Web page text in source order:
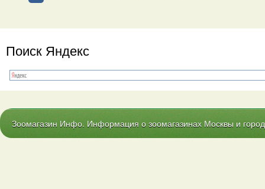
Поиск Яндекс
Зоомагазин Инфо. Информация о зоомагазинах Москвы и